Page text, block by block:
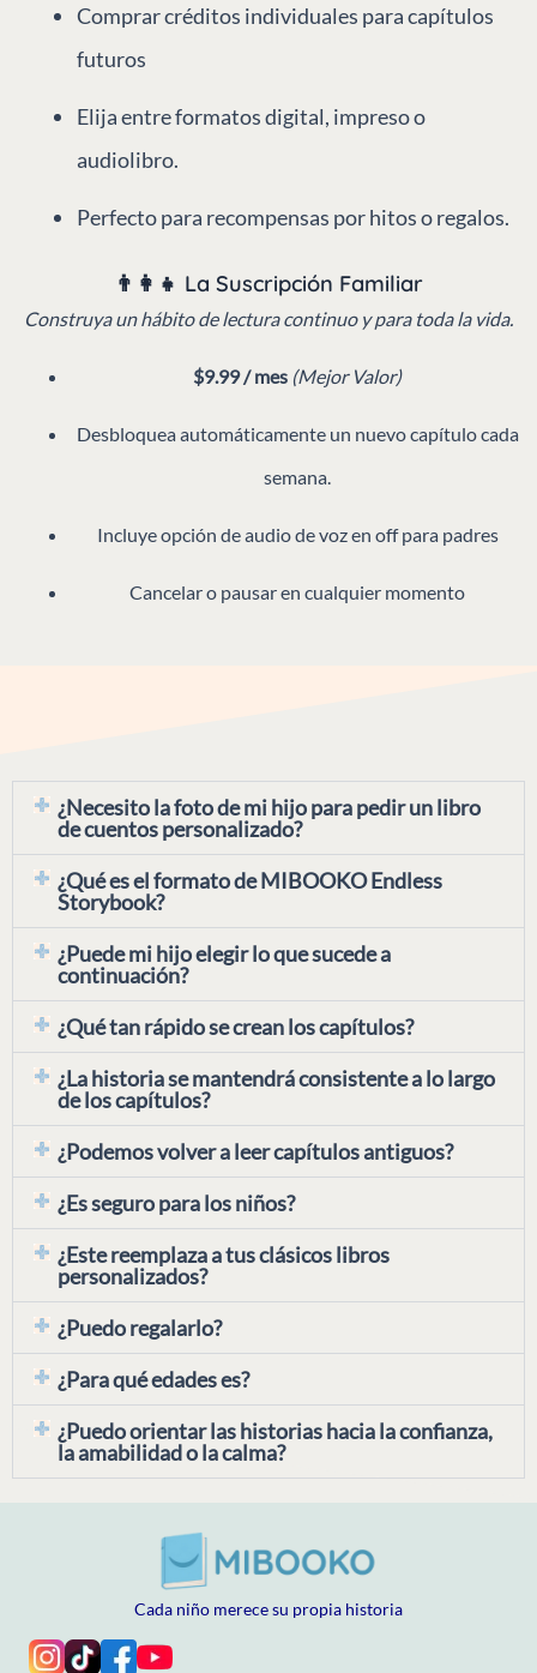
Comprar créditos individuales para capítulos
futuros
Elija entre formatos digital, impreso o
audiolibro.
Perfecto para recompensas por hitos o regalos.
👨‍👩‍👧 La Suscripción Familiar
Construya un hábito de lectura continuo y para toda la vida.
$9.99 / mes (Mejor Valor)
Desbloquea automáticamente un nuevo capítulo cada
semana.
Incluye opción de audio de voz en off para padres
Cancelar o pausar en cualquier momento
¿Necesito la foto de mi hijo para pedir un libro
de cuentos personalizado?
¿Qué es el formato de MIBOOKO Endless
Storybook?
¿Puede mi hijo elegir lo que sucede a
continuación?
¿Qué tan rápido se crean los capítulos?
¿La historia se mantendrá consistente a lo largo
de los capítulos?
¿Podemos volver a leer capítulos antiguos?
¿Es seguro para los niños?
¿Este reemplaza a tus clásicos libros
personalizados?
¿Puedo regalarlo?
¿Para qué edades es?
¿Puedo orientar las historias hacia la confianza,
la amabilidad o la calma?
Cada niño merece su propia historia